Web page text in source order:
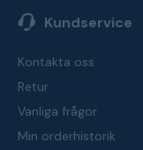
Kundservice
Kontakta oss
Retur
Vanliga frågor
Min orderhistorik